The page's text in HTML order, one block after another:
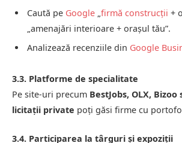
Caută pe Google firmă construcții +
„amenajări interioare + orașul tău”.
Analizează recenziile din Google
3.3. Platforme de specialitate
Pe site-uri precum BestJobs, OLX,
licitații private poți găsi firme cu
3.4. Participarea la târguri și expoziții